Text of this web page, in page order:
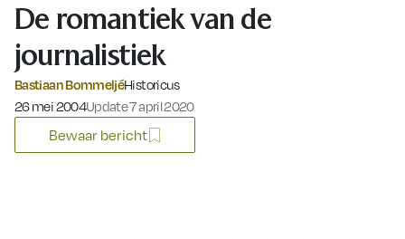
De romantiek van de
journalistiek
Bastiaan BommeljéHistoricus
Gepubliceerd op:
26 mei 2004Update 7 april 2020
Bewaar bericht